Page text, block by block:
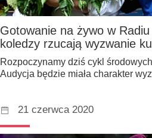
Gotowanie na żywo w
koledzy rzucają wyzwanie
Rozpoczynamy dziś cykl
Audycja będzie miała charakter
21 czerwca 2020